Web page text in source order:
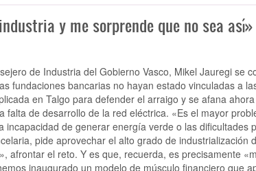
y me sorprende que no sea así»
de Industria del Gobierno Vasco, Mikel Jauregi se
fundaciones bancarias no hayan estado vinculadas a
en Talgo para defender el arraigo y se afana
de desarrollo de la red eléctrica. «Es el mayor
de generar energía verde o las dificultades
pide aprovechar el alto grado de industrialización
afrontar el reto. Y es que, recuerda, es precisamente
inaugurado un modelo de músculo financiero que